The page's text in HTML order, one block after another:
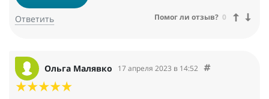
Ответить Помог ли отзыв? 0
Ольга Малявко 17 апреля 2023 в 14:52